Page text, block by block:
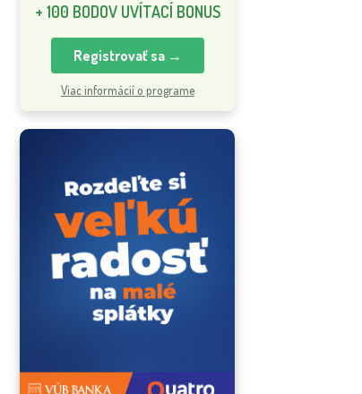
+ 100 BODOV UVÍTACÍ BONUS
Registrovať sa →
Viac informácií o programe